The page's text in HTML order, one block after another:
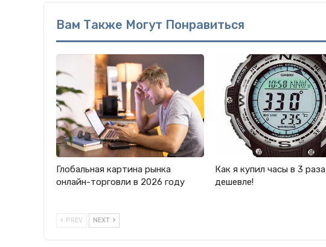
Вам Также Могут Понравиться
Глобальная картина рынка
онлайн-торговли в 2026 году
Как я купил часы в 3 раза
дешевле!
PREV NEXT